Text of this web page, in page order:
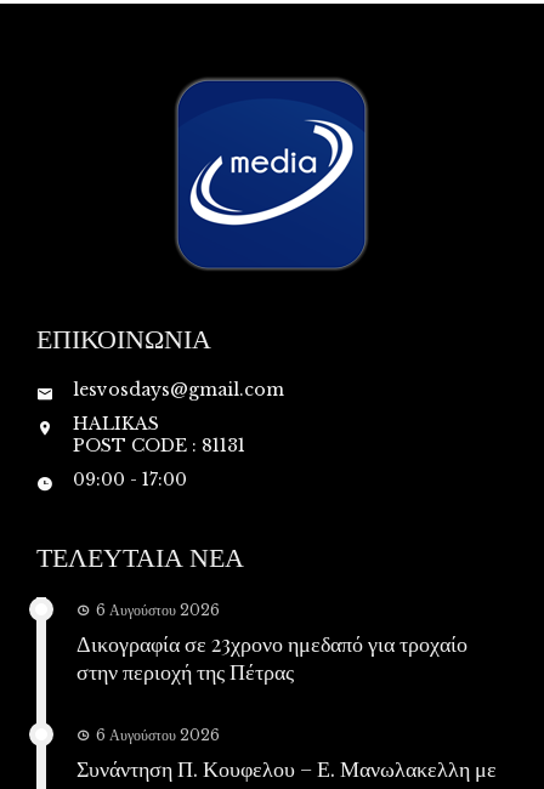
ΕΠΙΚΟΙΝΩΝΙΑ
lesvosdays@gmail.com
HALIKAS
POST CODE : 81131
09:00 - 17:00
ΤΕΛΕΥΤΑΙΑ ΝΕΑ
6 Αυγούστου 2026
Δικογραφία σε 23χρονο ημεδαπό για τροχαίο
στην περιοχή της Πέτρας
6 Αυγούστου 2026
Συνάντηση Π. Κουφελου – Ε. Μανωλακελλη με